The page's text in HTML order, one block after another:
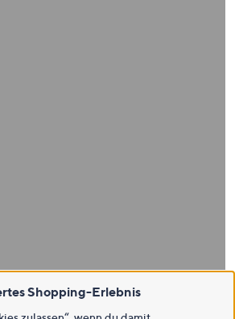
Shopping-Erlebnis